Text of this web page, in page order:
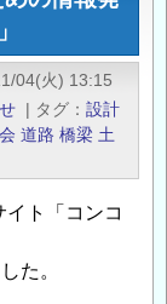
04(火) 13:15
| タグ
設計
道路 橋梁 土
ト「コンコ
た。